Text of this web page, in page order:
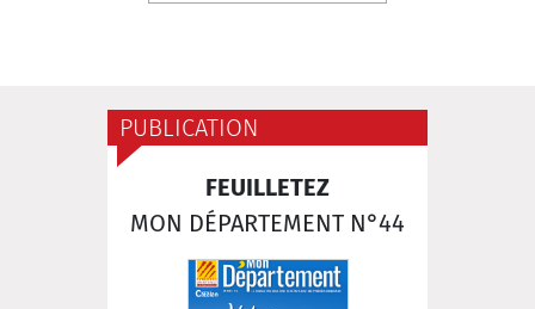
PUBLICATION
FEUILLETEZ
MON DÉPARTEMENT N°44